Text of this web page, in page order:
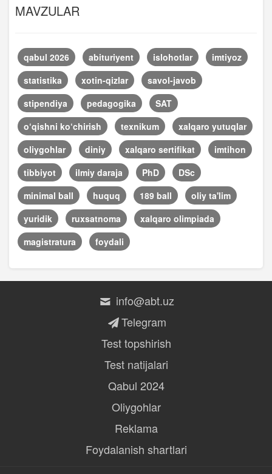
MAVZULAR
qabul 2026 abituriyent islohotlar
imtiyoz
statistika
xotin-qizlar
savol-javob
stipendiya
pedagogika
SAT
o‘qishni ko‘chirish
texnikum
xalqaro yutuqlar
oliygohlar
diniy xalqaro sertifikat
imtihon
tibbiyot
ilmiy daraja PhD
DSc
minimal ball
huquq 189 ball
oliy ta'lim
yuridik
ruxsatnoma
xalqaro olimpiada
magistratura
foydali
info@abt.uz
Telegram
Test topshirish
Test natijalari
Qabul 2024
Oliygohlar
Reklama
Foydalanish shartlari